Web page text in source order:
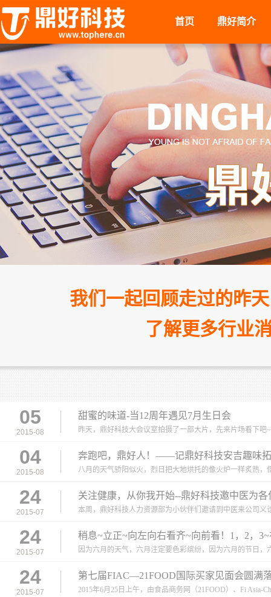
首页 鼎好简介
我们一起回顾走过的昨
了解更多行业
05
2015-08
甜蜜的味道-当12周年遇见7月生日会
昨天，鼎好科技大会议室拍摄了一部大片，先来片场看下
04
2015-08
奔跑吧，鼎好人！——记鼎好科技安吉趣味
八月的天气骄阳似火，烈日把大地烘托的像火炉一样炙热
24
2015-07
关注健康，从你我开始--鼎好科技邀中医为
本周，鼎好科技人力资源部为小伙伴们邀请到中医来公司
24
2015-07
稍息~立正~向左向右看齐~向前看！1，2，
因为六月的天气，六月注定要色彩缤纷，因为六月的节日
24
2015-07
第七届FIAC—21FOOD国际买家见面会圆满
2015年6月25日上午，由食品商务网（21FOOD）、Fi Asia-